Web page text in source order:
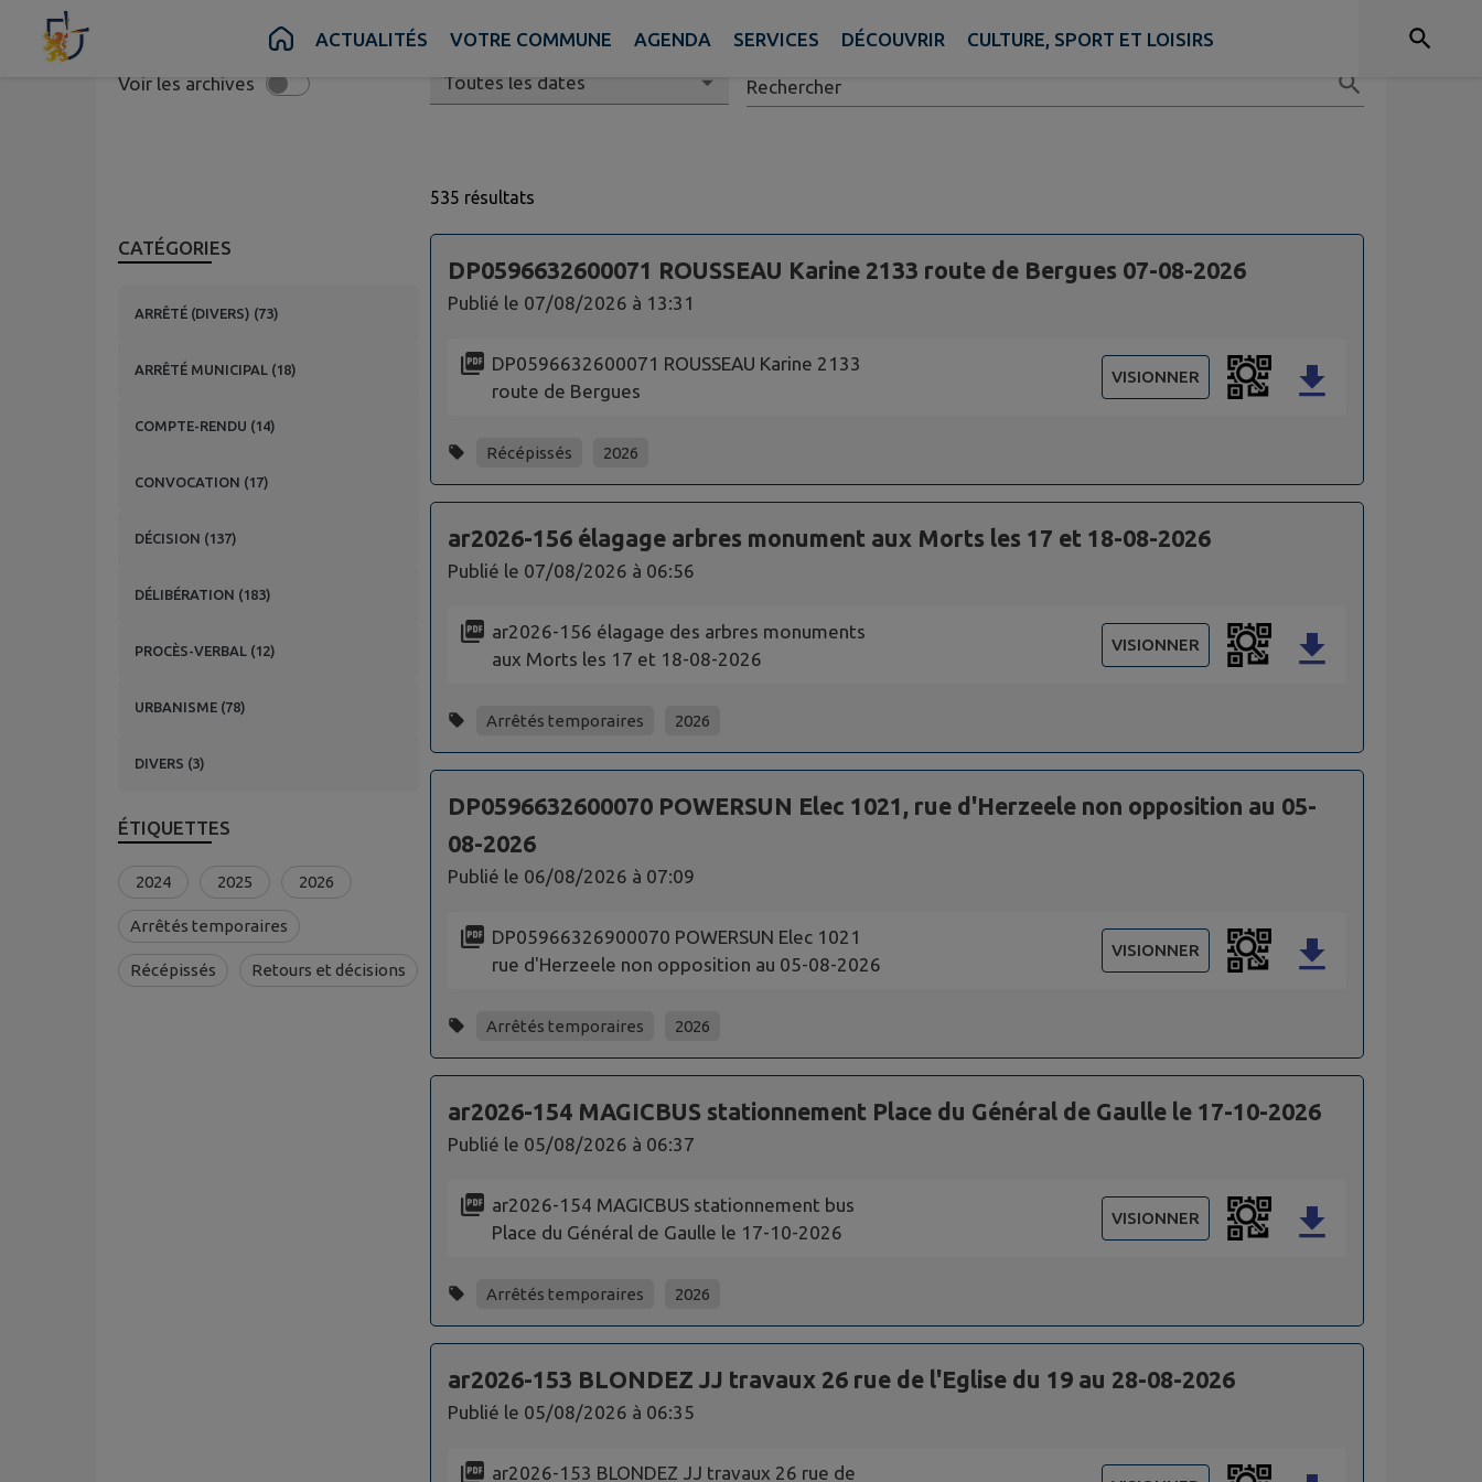
Contenu Recherche Pied de page
ACTUALITÉS VOTRE COMMUNE AGENDA SERVICES DÉCOUVRIR CULTURE, SPORT ET LOISIRS
Voir les archives
Date de publication
Rechercher
535 résultats
CATÉGORIES
ARRÊTÉ (DIVERS) (73)
ARRÊTÉ MUNICIPAL (18)
COMPTE-RENDU (14)
CONVOCATION (17)
DÉCISION (137)
DÉLIBÉRATION (183)
PROCÈS-VERBAL (12)
URBANISME (78)
DIVERS (3)
ÉTIQUETTES
2024 2025 2026
Arrêtés temporaires
Récépissés Retours et décisions
DP0596632600071 ROUSSEAU Karine 2133 route de Bergues 07-08-2026
Publié le 07/08/2026 à 13:31
DP0596632600071 ROUSSEAU Karine 2133
route de Bergues
VISIONNER
Récépissés 2026
ar2026-156 élagage arbres monument aux Morts les 17 et 18-08-2026
Publié le 07/08/2026 à 06:56
ar2026-156 élagage des arbres monuments
aux Morts les 17 et 18-08-2026
VISIONNER
Arrêtés temporaires 2026
DP0596632600070 POWERSUN Elec 1021, rue d'Herzeele non opposition au 05-
08-2026
Publié le 06/08/2026 à 07:09
DP05966326900070 POWERSUN Elec 1021
rue d'Herzeele non opposition au 05-08-2026
VISIONNER
Arrêtés temporaires 2026
ar2026-154 MAGICBUS stationnement Place du Général de Gaulle le 17-10-2026
Publié le 05/08/2026 à 06:37
ar2026-154 MAGICBUS stationnement bus
Place du Général de Gaulle le 17-10-2026
VISIONNER
Arrêtés temporaires 2026
ar2026-153 BLONDEZ JJ travaux 26 rue de l'Eglise du 19 au 28-08-2026
Publié le 05/08/2026 à 06:35
ar2026-153 BLONDEZ JJ travaux 26 rue de